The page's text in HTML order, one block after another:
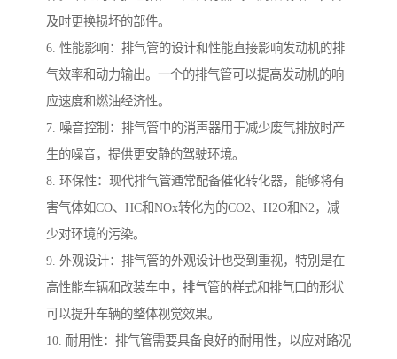
及时更换损坏的部件。
6. 性能影响：排气管的设计和性能直接影响发动机的排
气效率和动力输出。一个的排气管可以提高发动机的响
应速度和燃油经济性。
7. 噪音控制：排气管中的消声器用于减少废气排放时产
生的噪音，提供更安静的驾驶环境。
8. 环保性：现代排气管通常配备催化转化器，能够将有
害气体如CO、HC和NOx转化为的CO2、H2O和N2，减
少对环境的污染。
9. 外观设计：排气管的外观设计也受到重视，特别是在
高性能车辆和改装车中，排气管的样式和排气口的形状
可以提升车辆的整体视觉效果。
10. 耐用性：排气管需要具备良好的耐用性，以应对路况